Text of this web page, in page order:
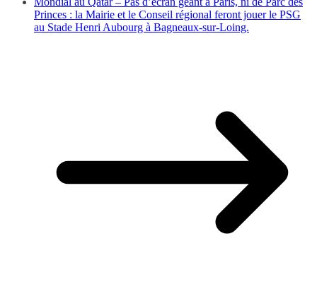
Princes : la Mairie et le Conseil régional feront jouer le PSG
au Stade Henri Aubourg à Bagneaux-sur-Loing.